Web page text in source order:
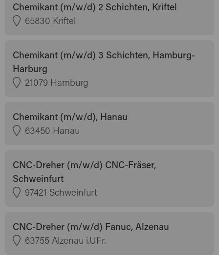
Chemikant (m/w/d) 2 Schichten, Kriftel
65830 Kriftel
Chemikant (m/w/d) 3 Schichten, Hamburg-
Harburg
21079 Hamburg
Chemikant (m/w/d), Hanau
63450 Hanau
CNC-Dreher (m/w/d) CNC-Fräser,
Schweinfurt
97421 Schweinfurt
CNC-Dreher (m/w/d) Fanuc, Alzenau
63755 Alzenau i.UFr.